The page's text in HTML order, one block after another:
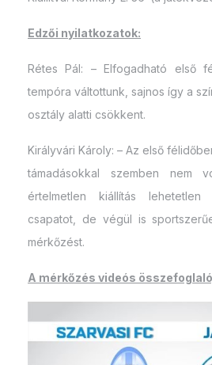
Edzői nyilatkozatok:
Rétes Pál: – Elfogadható első
tempóra váltottunk, sajnos így a
osztály alatti csökkent.
Királyvári Károly: – Az első
támadásokkal szemben nem
értelmetlen kiállítás
csapatot, de végül is
mérkőzést.
A mérkőzés videós